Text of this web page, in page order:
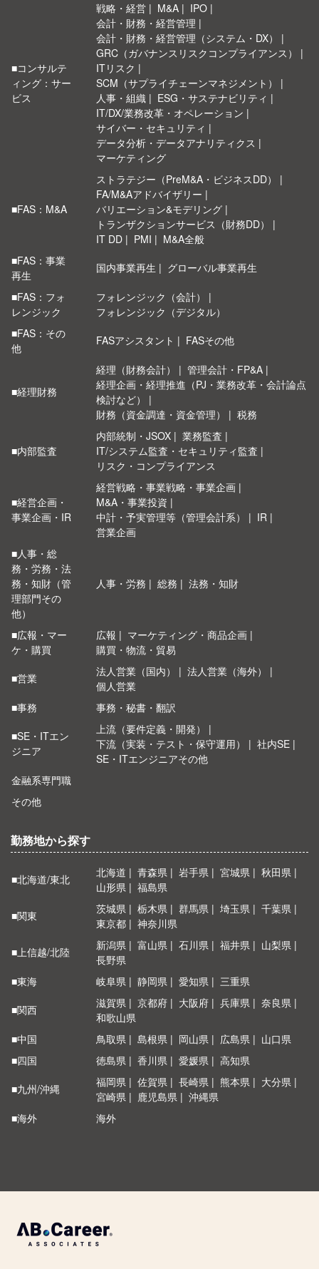
■コンサルテ
ィング：サー
ビス
戦略・経営 M&A
IPO
会計・財務・経営管理
会計・財務・経営管理（システム・DX）
GRC（ガバナンスリスクコンプライアンス）
ITリスク
SCM（サプライチェーンマネジメント）
人事・組織
ESG・サステナビリティ
IT/DX/業務改革・オペレーション
サイバー・セキュリティ
データ分析・データアナリティクス
マーケティング
■FAS：M&A
ストラテジー（PreM&A・ビジネスDD）
FA/M&Aアドバイザリー
バリエーション&モデリング
トランザクションサービス（財務DD）
IT DD
PMI
M&A全般
■FAS：事業
再生
国内事業再生 グローバル事業再生
■FAS：フォ
レンジック
フォレンジック（会計）
フォレンジック（デジタル）
■FAS：その
他
FASアシスタント FASその他
■経理財務
経理（財務会計）
管理会計・FP&A
経理企画・経理推進（PJ・業務改革・会計論点
検討など）
財務（資金調達・資金管理）
税務
■内部監査
内部統制・JSOX
業務監査
IT/システム監査・セキュリティ監査
リスク・コンプライアンス
■経営企画・
事業企画・IR
経営戦略・事業戦略・事業企画
M&A・事業投資
中計・予実管理等（管理会計系）
IR
営業企画
■人事・総
務・労務・法
務・知財（管
理部門その
他）
人事・労務 総務 法務・知財
■広報・マー
ケ・購買
広報
マーケティング・商品企画
購買・物流・貿易
■営業
法人営業（国内）
法人営業（海外）
個人営業
■事務
事務・秘書・翻訳
■SE・ITエン
ジニア
上流（要件定義・開発）
下流（実装・テスト・保守運用）
社内SE
SE・ITエンジニアその他
金融系専門職
その他
勤務地から探す
■北海道/東北 北海道 青森県 岩手県 宮城県
秋田県
山形県
福島県
■関東
茨城県 栃木県 群馬県 埼玉県
千葉県
東京都
神奈川県
■上信越/北陸
新潟県 富山県 石川県 福井県
山梨県
長野県
■東海
岐阜県 静岡県 愛知県
三重県
■関西
滋賀県 京都府 大阪府 兵庫県
奈良県
和歌山県
■中国
鳥取県 島根県 岡山県 広島県
山口県
■四国
徳島県 香川県 愛媛県
高知県
■九州/沖縄
福岡県 佐賀県 長崎県 熊本県
大分県
宮崎県
鹿児島県
沖縄県
■海外
海外